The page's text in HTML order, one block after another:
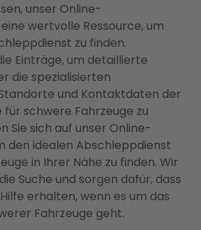
unser Online-
wertvolle Ressource, um
zu finden.
Einträge, um detaillierte
die spezialisierten
und Kontaktdaten der
schwere Fahrzeuge zu
Sie sich auf unser Online-
den idealen Abschleppdienst
in Ihrer Nähe zu finden. Wir
Suche und sorgen dafür, dass
erhalten, wenn es um das
Fahrzeuge geht.